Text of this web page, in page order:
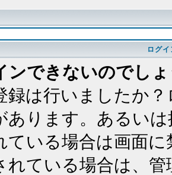
ログ
ンできないのでし
録は行いましたか
あります。あるい
ている場合は画面
れている場合は、